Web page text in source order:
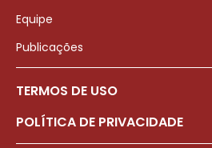
Equipe
Publicações
TERMOS DE USO
POLÍTICA DE PRIVACIDADE